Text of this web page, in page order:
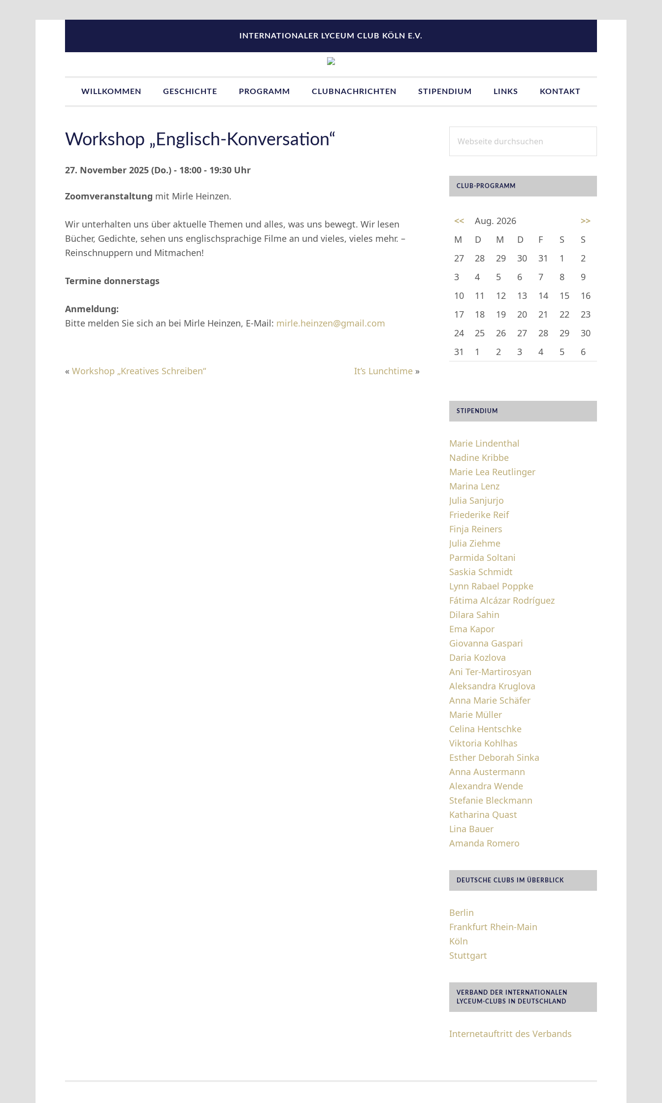
springen
springen
springen
springen
INTERNATIONALER LYCEUM CLUB KÖLN E.V.
WILLKOMMEN GESCHICHTE PROGRAMM CLUBNACHRICHTEN STIPENDIUM LINKS KONTAKT
Workshop „Englisch-Konversation“
27. November 2025 (Do.) - 18:00 - 19:30 Uhr
Zoomveranstaltung mit Mirle Heinzen.
Wir unterhalten uns über aktuelle Themen und alles, was uns bewegt. Wir lesen
Bücher, Gedichte, sehen uns englischsprachige Filme an und vieles, vieles mehr. –
Reinschnuppern und Mitmachen!
Termine donnerstags
Anmeldung:
Bitte melden Sie sich an bei Mirle Heinzen, E-Mail: mirle.heinzen@gmail.com
« Workshop „Kreatives Schreiben“ It’s Lunchtime »
SEITENSPALTE
durchsuchen
CLUB-PROGRAMM
<< Aug. 2026
>>
M
D M D F S
S
27
28 29 30 31 1
2
3
4 5 6 7 8
9
10
11 12 13 14 15
16
17
18 19 20 21 22
23
24
25 26 27 28 29
30
31
1 2 3 4 5 6
STIPENDIUM
Marie Lindenthal
Nadine Kribbe
Marie Lea Reutlinger
Marina Lenz
Julia Sanjurjo
Friederike Reif
Finja Reiners
Julia Ziehme
Parmida Soltani
Saskia Schmidt
Lynn Rabael Poppke
Fátima Alcázar Rodríguez
Dilara Sahin
Ema Kapor
Giovanna Gaspari
Daria Kozlova
Ani Ter-Martirosyan
Aleksandra Kruglova
Anna Marie Schäfer
Marie Müller
Celina Hentschke
Viktoria Kohlhas
Esther Deborah Sinka
Anna Austermann
Alexandra Wende
Stefanie Bleckmann
Katharina Quast
Lina Bauer
Amanda Romero
DEUTSCHE CLUBS IM ÜBERBLICK
Berlin
Frankfurt Rhein-Main
Köln
Stuttgart
VERBAND DER INTERNATIONALEN
LYCEUM-CLUBS IN DEUTSCHLAND
Internetauftritt des Verbands